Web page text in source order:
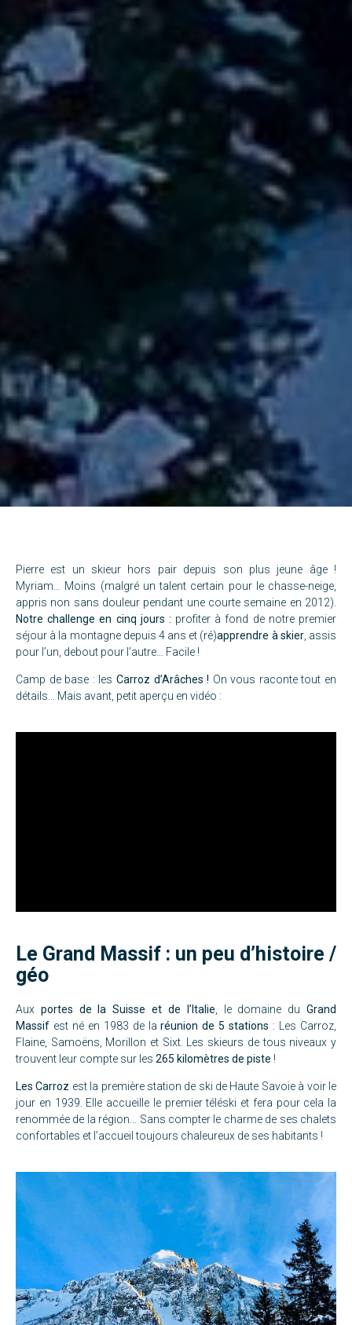
Pierre est un skieur hors pair depuis son plus jeune âge !
Myriam… Moins (malgré un talent certain pour le chasse-neige,
appris non sans douleur pendant une courte semaine en 2012).
Notre challenge en cinq jours : profiter à fond de notre premier
séjour à la montagne depuis 4 ans et (ré)apprendre à skier, assis
pour l’un, debout pour l’autre… Facile !
Camp de base : les Carroz d’Arâches ! On vous raconte tout en
détails… Mais avant, petit aperçu en vidéo :
Le Grand Massif : un peu d’histoire /
géo
Aux portes de la Suisse et de l’Italie , le domaine duGrand
Massif est né en 1983 de laréunion de 5 stations : Les Carroz,
Flaine, Samoëns, Morillon et Sixt. Les skieurs de tous niveaux y
trouvent leur compte sur les 265 kilomètres de piste !
Les Carroz est la première station de ski de Haute Savoie à voir le
jour en 1939. Elle accueille le premier téléski et fera pour cela la
renommée de la région… Sans compter le charme de ses chalets
confortables et l’accueil toujours chaleureux de ses habitants !